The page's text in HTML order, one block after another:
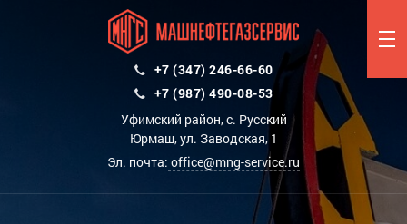
+7 (347) 246-66-60
+7 (987) 490-08-53
Уфимский район, с. Русский
Юрмаш, ул. Заводская, 1
Эл. почта: office@mng-service.ru